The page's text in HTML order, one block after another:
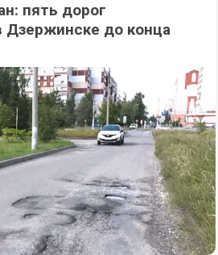
пять дорог
Дзержинске до конца